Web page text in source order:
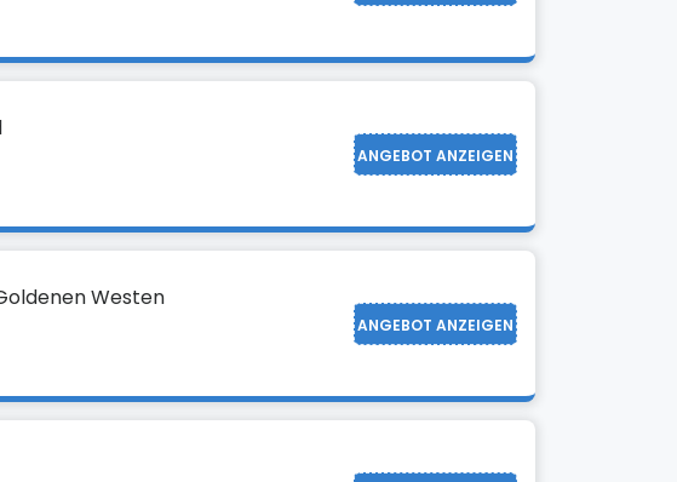
ANGEBOT ANZEIGEN
Westen
ANGEBOT ANZEIGEN